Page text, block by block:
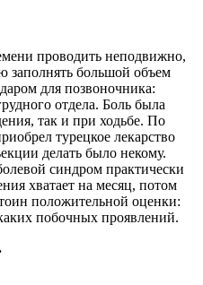
проводить неподвижно,
заполнять большой объем
для позвоночника:
отдела. Боль была
так и при ходьбе. По
турецкое лекарство
делать было некому.
синдром практически
хватает на месяц, потом
положительной оценки:
побочных проявлений.